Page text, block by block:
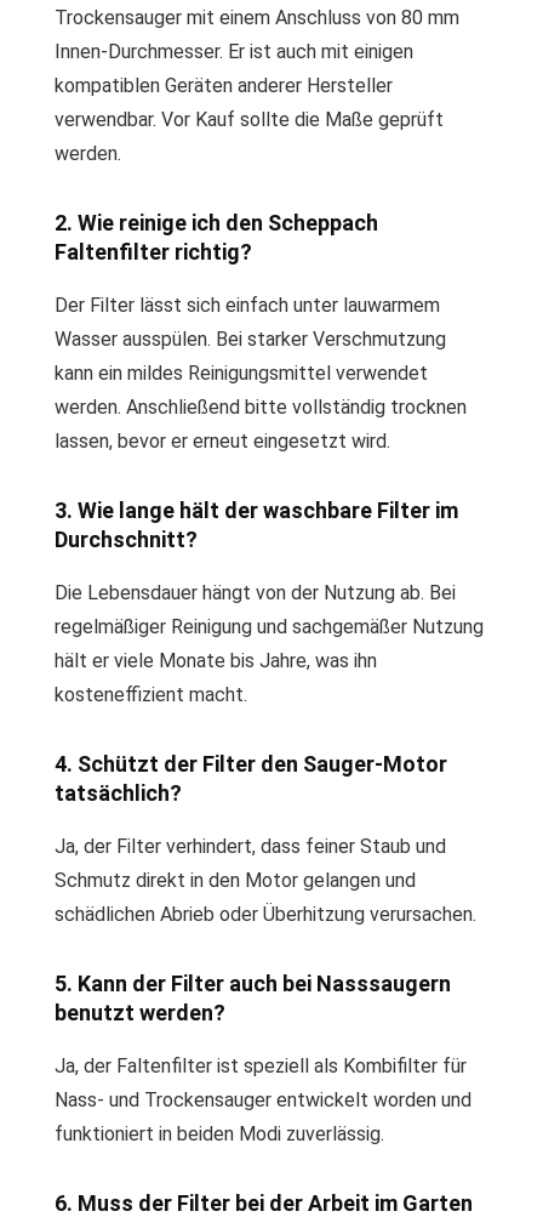
Trockensauger mit einem Anschluss von 80 mm
Innen-Durchmesser. Er ist auch mit einigen
kompatiblen Geräten anderer Hersteller
verwendbar. Vor Kauf sollte die Maße geprüft
werden.
2. Wie reinige ich den Scheppach
Faltenfilter richtig?
Der Filter lässt sich einfach unter lauwarmem
Wasser ausspülen. Bei starker Verschmutzung
kann ein mildes Reinigungsmittel verwendet
werden. Anschließend bitte vollständig trocknen
lassen, bevor er erneut eingesetzt wird.
3. Wie lange hält der waschbare Filter im
Durchschnitt?
Die Lebensdauer hängt von der Nutzung ab. Bei
regelmäßiger Reinigung und sachgemäßer Nutzung
hält er viele Monate bis Jahre, was ihn
kosteneffizient macht.
4. Schützt der Filter den Sauger-Motor
tatsächlich?
Ja, der Filter verhindert, dass feiner Staub und
Schmutz direkt in den Motor gelangen und
schädlichen Abrieb oder Überhitzung verursachen.
5. Kann der Filter auch bei Nasssaugern
benutzt werden?
Ja, der Faltenfilter ist speziell als Kombifilter für
Nass- und Trockensauger entwickelt worden und
funktioniert in beiden Modi zuverlässig.
6. Muss der Filter bei der Arbeit im Garten